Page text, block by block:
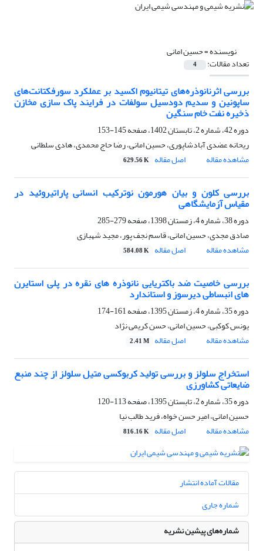
نویسنده =حسین امانی
تعداد مقالات: 4
بررسی اثرنانوذره‌های تیتانیوم اکسید بر عملکرد سورفکتانت‌های
ساپونین و سدیم دودسیل سولفات در فرایند پاک سازی مخازن
ذخیره نفت خام سنگین
دوره 42، شماره 2، تابستان 1402، صفحه
145-153
ریحانه عضدی آبادشاپوری، حسین امانی، رضا حاج محمدی، هادی سلطانی
مشاهده مقاله
اصل مقاله 629.56 K
بررسی کلون و بیان هورمون نوترکیب انسانی پاراتیروئید در
مقیاس آزمایشگاهی
دوره 38، شماره 4، زمستان 1398، صفحه
279-285
صادق مجدی، حسین امانی، قاسم نجف پور، مجید شهبازی
مشاهده مقاله
اصل مقاله 584.08 K
بررسی خاصیت ضد باکتریایی نانوذره های نقره در پلی استایرن
های انبساطی دیرسوز و استاندارد
دوره 35، شماره 4، زمستان 1395، صفحه
161-174
یونس کوکبی، حسین امانی، حسن کریمی نژاد
مشاهده مقاله
اصل مقاله 2.41 M
استخراج سلولز و بررسی تولید کربوکسی متیل سلولز از چند منبع
ضایعاتی کشاورزی
دوره 35، شماره 2، تابستان 1395، صفحه
113-120
حسین امانی، امیر حسن خواه، فرید طالب نیا
مشاهده مقاله
اصل مقاله 816.16 K
مقالات آماده انتشار
شماره جاری
شماره‌های پیشین نشریه